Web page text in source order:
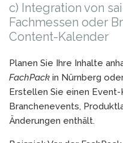
c) Integration von
Fachmessen oder
Content-Kalender
Planen Sie Ihre Inhalte
FachPack in Nürnberg
Erstellen Sie einen
Branchenevents,
Änderungen enthält.